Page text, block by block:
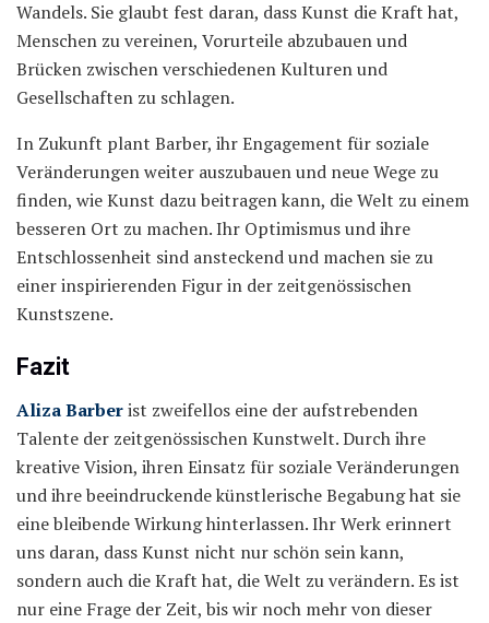
Wandels. Sie glaubt fest daran, dass Kunst die Kraft hat,
Menschen zu vereinen, Vorurteile abzubauen und
Brücken zwischen verschiedenen Kulturen und
Gesellschaften zu schlagen.
In Zukunft plant Barber, ihr Engagement für soziale
Veränderungen weiter auszubauen und neue Wege zu
finden, wie Kunst dazu beitragen kann, die Welt zu einem
besseren Ort zu machen. Ihr Optimismus und ihre
Entschlossenheit sind ansteckend und machen sie zu
einer inspirierenden Figur in der zeitgenössischen
Kunstszene.
Fazit
Aliza Barberist zweifellos eine der aufstrebenden
Talente der zeitgenössischen Kunstwelt. Durch ihre
kreative Vision, ihren Einsatz für soziale Veränderungen
und ihre beeindruckende künstlerische Begabung hat sie
eine bleibende Wirkung hinterlassen. Ihr Werk erinnert
uns daran, dass Kunst nicht nur schön sein kann,
sondern auch die Kraft hat, die Welt zu verändern. Es ist
nur eine Frage der Zeit, bis wir noch mehr von dieser